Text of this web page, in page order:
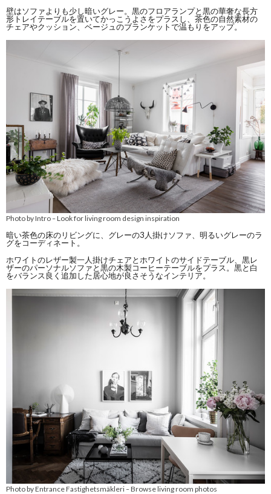
壁はソファよりも少し暗いグレー。黒のフロアランプと黒の華奢な長方
形トレイテーブルを置いてかっこうよさをプラスし、茶色の自然素材の
チェアやクッション、ベージュのブランケットで温もりをアップ。
Photo by Intro–Look for living room design inspiration
暗い茶色の床のリビングに、グレーの3人掛けソファ、明るいグレーのラ
グをコーディネート。
ホワイトのレザー製一人掛けチェアとホワイトのサイドテーブル、黒レ
ザーのパーソナルソファと黒の木製コーヒーテーブルをプラス。黒と白
をバランス良く追加した居心地が良さそうなインテリア。
Photo by Entrance Fastighetsmäkleri–Browse living room photos